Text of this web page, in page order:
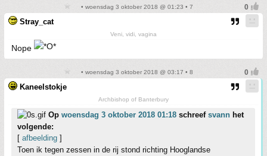
• woensdag 3 oktober 2018 @ 01:23 • 7
Stray_cat
Veni, vidi, vagina
Nope
• woensdag 3 oktober 2018 @ 03:17 • 8
Kaneelstokje
Archbishop of Banterbury
Op woensdag 3 oktober 2018 01:18 schreef svann het
volgende:
[ afbeelding ]
Toen ik tegen zessen in de rij stond richting Hooglandse